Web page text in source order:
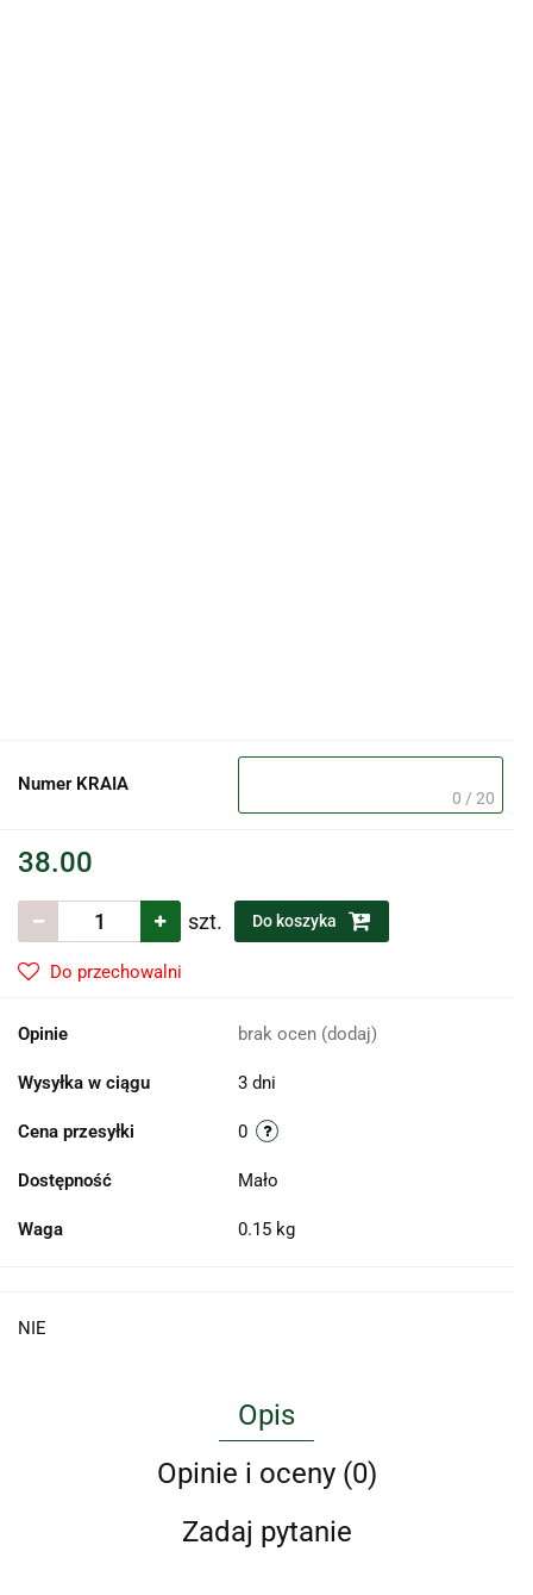
Numer KRAIA
0 / 20
38.00
szt. Do koszyka
Do przechowalni
Opinie brak ocen (dodaj)
Wysyłka w ciągu 3 dni
Cena przesyłki 0
Dostępność Mało
Waga 0.15 kg
NIE
Opis
Opinie i oceny (0)
Zadaj pytanie